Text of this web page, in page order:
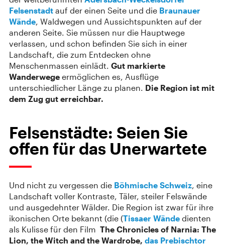
Felsenstadt auf der einen Seite und die Braunauer
Wände, Waldwegen und Aussichtspunkten auf der
anderen Seite. Sie müssen nur die Hauptwege
verlassen, und schon befinden Sie sich in einer
Landschaft, die zum Entdecken ohne
Menschenmassen einlädt. Gut markierte
Wanderwege ermöglichen es, Ausflüge
unterschiedlicher Länge zu planen. Die Region ist mit
dem Zug gut erreichbar.
Felsenstädte: Seien Sie
offen für das Unerwartete
Und nicht zu vergessen die Böhmische Schweiz, eine
Landschaft voller Kontraste, Täler, steiler Felswände
und ausgedehnter Wälder. Die Region ist zwar für ihre
ikonischen Orte bekannt (die (Tissaer Wände dienten
als Kulisse für den Film The Chronicles of Narnia: The
Lion, the Witch and the Wardrobe, das Prebischtor